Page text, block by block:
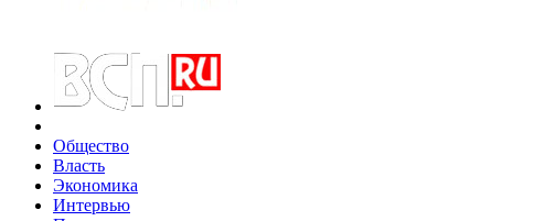
Общество
Власть
Экономика
Интервью